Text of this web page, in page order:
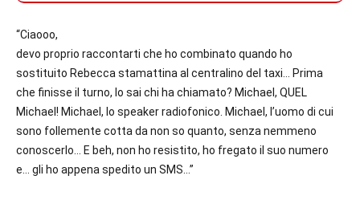
“Ciaooo,
devo proprio raccontarti che ho combinato quando ho
sostituito Rebecca stamattina al centralino del taxi… Prima
che finisse il turno, lo sai chi ha chiamato? Michael, QUEL
Michael! Michael, lo speaker radiofonico. Michael, l’uomo di cui
sono follemente cotta da non so quanto, senza nemmeno
conoscerlo… E beh, non ho resistito, ho fregato il suo numero
e… gli ho appena spedito un SMS…”